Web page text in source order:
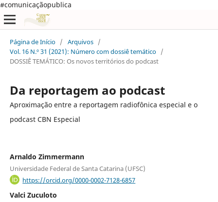
#comunicaçãopublica
Página de Início / Arquivos /
Vol. 16 N.º 31 (2021): Número com dossiê temático /
DOSSIÊ TEMÁTICO: Os novos territórios do podcast
Da reportagem ao podcast
Aproximação entre a reportagem radiofônica especial e o
podcast CBN Especial
Arnaldo Zimmermann
Universidade Federal de Santa Catarina (UFSC)
https://orcid.org/0000-0002-7128-6857
Valci Zuculoto